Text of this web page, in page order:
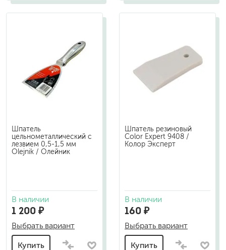
Шпатель
цельнометаллический с
лезвием 0,5-1,5 мм
Olejnik / Олейник
В наличии
1 200 ₽
Выбрать вариант
Купить
Шпатель резиновый
Color Expert 9408 /
Колор Эксперт
В наличии
160 ₽
Выбрать вариант
Купить